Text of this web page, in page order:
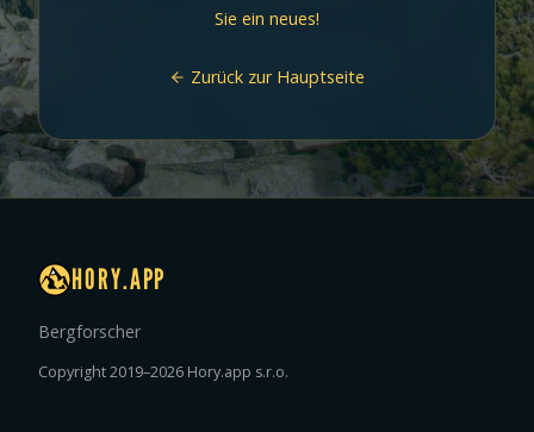
Sie ein neues!
Zurück zur Hauptseite
HORY.APP
Bergforscher
Copyright 2019–2026 Hory.app s.r.o.